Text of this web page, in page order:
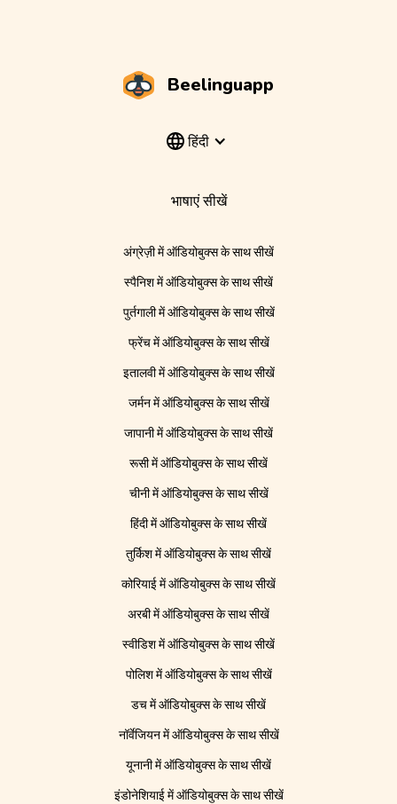
Beelinguapp
हिंदी
भाषाएं सीखें
अंग्रेज़ी में ऑडियोबुक्स के साथ सीखें
स्पैनिश में ऑडियोबुक्स के साथ सीखें
पुर्तगाली में ऑडियोबुक्स के साथ सीखें
फ्रेंच में ऑडियोबुक्स के साथ सीखें
इतालवी में ऑडियोबुक्स के साथ सीखें
जर्मन में ऑडियोबुक्स के साथ सीखें
जापानी में ऑडियोबुक्स के साथ सीखें
रूसी में ऑडियोबुक्स के साथ सीखें
चीनी में ऑडियोबुक्स के साथ सीखें
हिंदी में ऑडियोबुक्स के साथ सीखें
तुर्किश में ऑडियोबुक्स के साथ सीखें
कोरियाई में ऑडियोबुक्स के साथ सीखें
अरबी में ऑडियोबुक्स के साथ सीखें
स्वीडिश में ऑडियोबुक्स के साथ सीखें
पोलिश में ऑडियोबुक्स के साथ सीखें
डच में ऑडियोबुक्स के साथ सीखें
नॉर्वेजियन में ऑडियोबुक्स के साथ सीखें
यूनानी में ऑडियोबुक्स के साथ सीखें
इंडोनेशियाई में ऑडियोबुक्स के साथ सीखें